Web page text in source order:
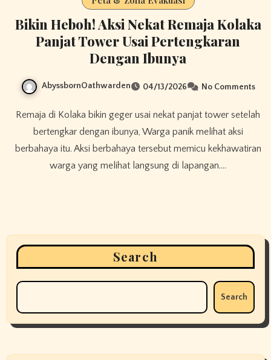
Bikin Heboh! Aksi Nekat Remaja Kolaka
Panjat Tower Usai Pertengkaran
Dengan Ibunya
AbyssbornOathwarden 04/13/2026 No Comments
Remaja di Kolaka bikin geger usai nekat panjat tower setelah
bertengkar dengan ibunya, Warga panik melihat aksi
berbahaya itu. Aksi berbahaya tersebut memicu kekhawatiran
warga yang melihat langsung di lapangan.…
Search
Search